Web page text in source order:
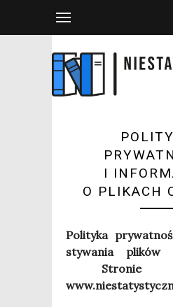
I
O PLIKACH
Poli­ty­ka
sty­wa­nia pli­ków
Stro­nie